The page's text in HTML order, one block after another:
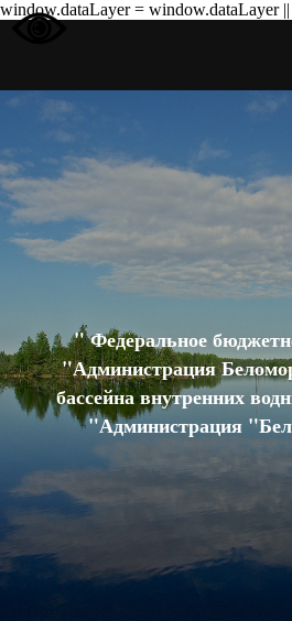
window.dataLayer = window.dataLayer
" Федеральное
"Администрация
бассейна внутренних
"Администрация